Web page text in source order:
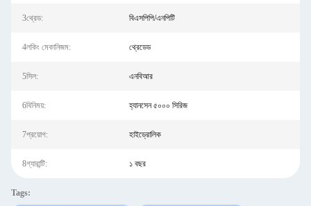
3থ্রেড: বিএসপিপি/এনপিটি
4লকিং মেকানিজম: থ্রেডেড
5সিল: এনবিআর
6বিনিময়: হ্যানসেন ৫০০০ সিরিজ
7প্রয়োগ: হাইড্রোলিক
8গ্যারান্টি: ১ বছর
Tags: